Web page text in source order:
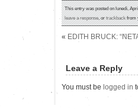
This entry was posted on lunedì,
leave a response, ortrackbackfrom
« EDITH BRUCK:
Leave a Reply
You must be logged in